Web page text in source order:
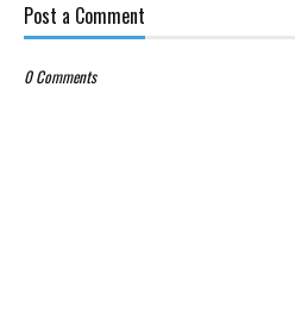
Post a Comment
0 Comments